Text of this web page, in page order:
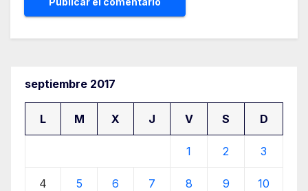
septiembre 2017
L M X J V S D
1 2 3
4 5 6 7 8 9 10